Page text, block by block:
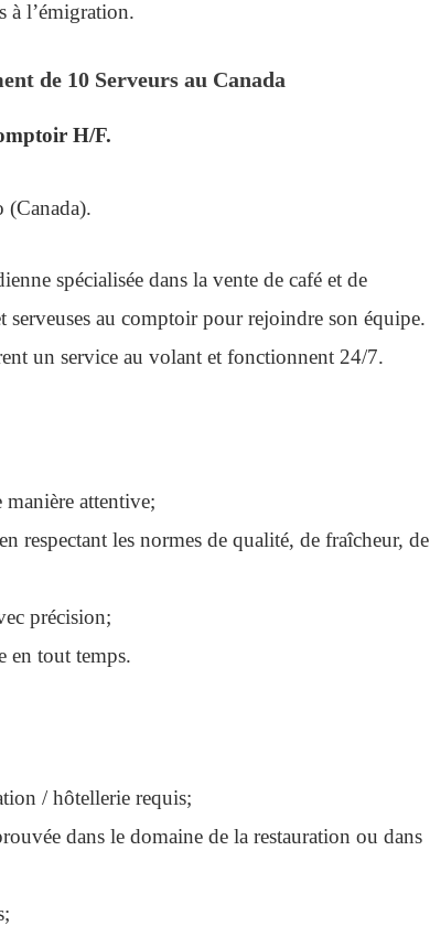
à l’émigration.
de 10 Serveurs au Canada
H/F.
(Canada).
spécialisée dans la vente de café et de
serveuses au comptoir pour rejoindre son équipe.
un service au volant et fonctionnent 24/7.
manière attentive;
respectant les normes de qualité, de fraîcheur, de
précision;
en tout temps.
/ hôtellerie requis;
dans le domaine de la restauration ou dans